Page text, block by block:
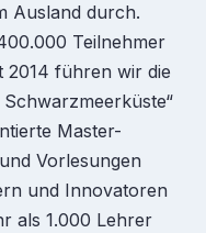
Ausland durch.
Teilnehmer
2014 führen wir die
Master-
Vorlesungen
und Innovatoren
als 1.000 Lehrer